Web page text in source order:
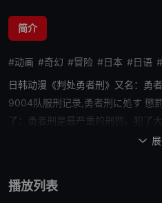
简介
#动画 #奇幻 #冒险 #日本 #日语
日韩动漫《判处勇者刑》又名：勇
9004队服刑记录,勇者刑に処す 懲
了：勇者刑是最严重的刑罚。犯了
者的惩罚。所谓惩罚，就是在突然
为零的刺客等，全部是性格破绽者

播放列表